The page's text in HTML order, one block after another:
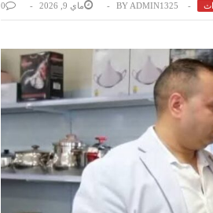
BY ADMIN1325 ماي 9, 2026 0